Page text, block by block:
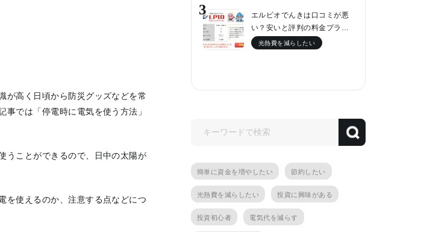
が高く日頃から防災グッズなどを常
では「停電時に電気を使う方法」
ことができるので、
日中の太陽が
を使えるのか、注意する点などにつ
3
エルピオでんきは口コミが悪
い？安いと評判の料金プラ…
光熱費を減らしたい
簡単に資金を増やしたい 節約したい
光熱費を減らしたい 投資に興味がある
投資初心者 電気代を減らす